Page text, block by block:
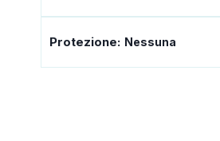
Protezione: Nessuna